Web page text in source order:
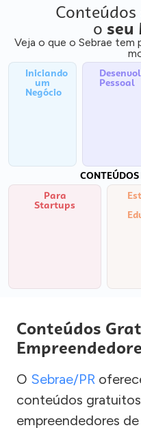
o seu
Veja o que o Sebrae tem
Iniciando
um
Negócio
Pessoal
Para
Startups
Conteúdos
O Sebrae/PR
conteúdos gratuitos
empreendedores